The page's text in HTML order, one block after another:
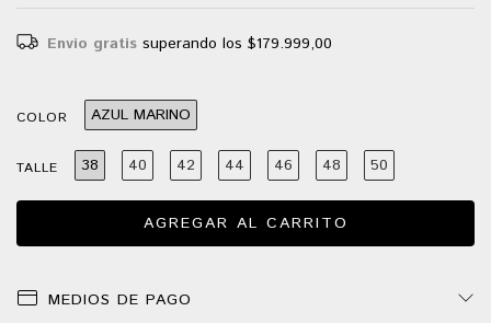
Envío gratis superando los $179.999,00
COLOR AZUL MARINO
TALLE 38 40 42 44 46 48 50
MEDIOS DE PAGO